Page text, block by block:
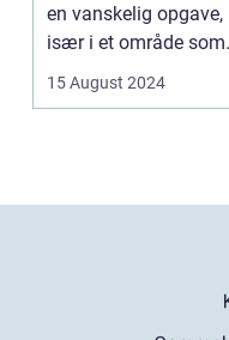
en vanskelig opgave,
især i et område som
15 August 2024